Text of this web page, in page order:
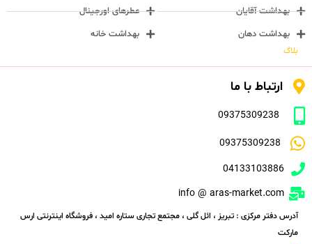
بهداشت آقایان
بهداشت دهان
عطرهای اورجینال
بهداشت خانه
بلاگ
ارتباط با ما
09375309238
09375309238
04133103886
info @ aras-market.com
آدرس دفتر مرکزی : تبریز ، ائل گلی ، مجتمع تجاری ستاره امید ، فروشگاه اینترنتی ارس
مارکت